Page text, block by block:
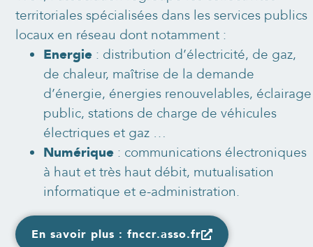
territoriales spécialisées dans les services publics
locaux en réseau dont notamment :
Energie : distribution d’électricité, de gaz,
de chaleur, maîtrise de la demande
d’énergie, énergies renouvelables, éclairage
public, stations de charge de véhicules
électriques et gaz …
Numérique : communications électroniques
à haut et très haut débit, mutualisation
informatique et e-administration.
En savoir plus : fnccr.asso.fr